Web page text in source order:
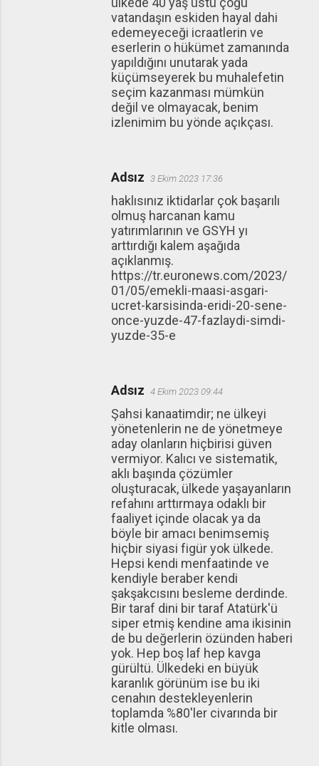
vatandaşın eskiden hayal dahi
edemeyeceği icraatlerin ve
eserlerin o hükümet zamanında
yapıldığını unutarak yada
küçümseyerek bu muhalefetin
seçim kazanması mümkün
değil ve olmayacak, benim
izlenimim bu yönde açıkçası.
Adsız 3 Ekim 2023 17:36
haklısınız iktidarlar çok başarılı
olmuş harcanan kamu
yatırımlarının ve GSYH yı
arttırdığı kalem aşağıda
açıklanmış.
https://tr.euronews.com/2023/
01/05/emekli-maasi-asgari-
ucret-karsisinda-eridi-20-sene-
once-yuzde-47-fazlaydi-simdi-
yuzde-35-e
Adsız 4 Ekim 2023 09:44
Şahsi kanaatimdir; ne ülkeyi
yönetenlerin ne de yönetmeye
aday olanların hiçbirisi güven
vermiyor. Kalıcı ve sistematik,
aklı başında çözümler
oluşturacak, ülkede yaşayanların
refahını arttırmaya odaklı bir
faaliyet içinde olacak ya da
böyle bir amacı benimsemiş
hiçbir siyasi figür yok ülkede.
Hepsi kendi menfaatinde ve
kendiyle beraber kendi
şakşakcısını besleme derdinde.
Bir taraf dini bir taraf Atatürk'ü
siper etmiş kendine ama ikisinin
de bu değerlerin özünden haberi
yok. Hep boş laf hep kavga
gürültü. Ülkedeki en büyük
karanlık görünüm ise bu iki
cenahın destekleyenlerin
toplamda %80'ler civarında bir
kitle olması.